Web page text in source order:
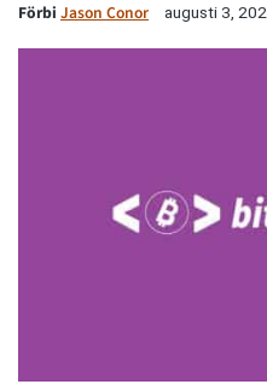
Förbi Jason Conor augusti 3,